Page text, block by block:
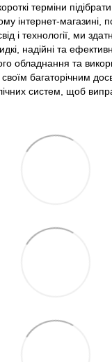
терміни
інтернет-магазині,
і технології, ми
надійні та
обладнання та
багаторічним
систем, щоб